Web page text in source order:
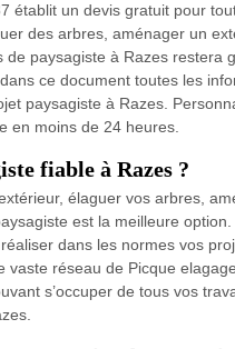
établit un devis gratuit pour
des arbres, aménager un
de paysagiste à Razes restera
ce document toutes les
paysagiste à Razes.
en moins de 24 heures.
fiable à Razes ?
élaguer vos arbres,
est la meilleure
dans les normes vos
vaste réseau de Picque
s’occuper de tous vos